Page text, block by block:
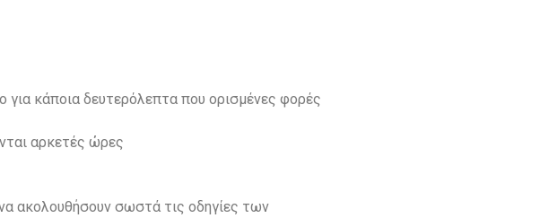
για κάποια δευτερόλεπτα που ορισμένες φορές
αρκετές ώρες
ακολουθήσουν σωστά τις οδηγίες των